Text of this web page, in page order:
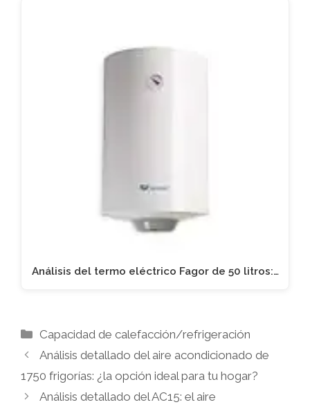
Análisis del termo eléctrico Fagor de 50 litros:…
Categorías
Capacidad de calefacción/refrigeración
Análisis detallado del aire acondicionado de
1750 frigorías: ¿la opción ideal para tu hogar?
Análisis detallado del AC15: el aire